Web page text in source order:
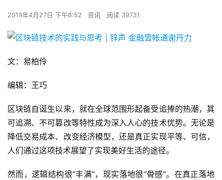
2019年4月27日 下午8:52 资讯 阅读 39731
文：易柏伶
编辑：王巧
区块链自诞生以来，就在全球范围形起备受追捧的热潮，其
可追溯、不可篡改等特性成为深入人心的技术优势。无论是
降低交易成本、改变经济模型，还是真正实现平等、可信，
人们通过这项技术展望了实现美好生活的途径。
然而，逻辑结构很“丰满”，现实落地很“骨感”。在真正落地